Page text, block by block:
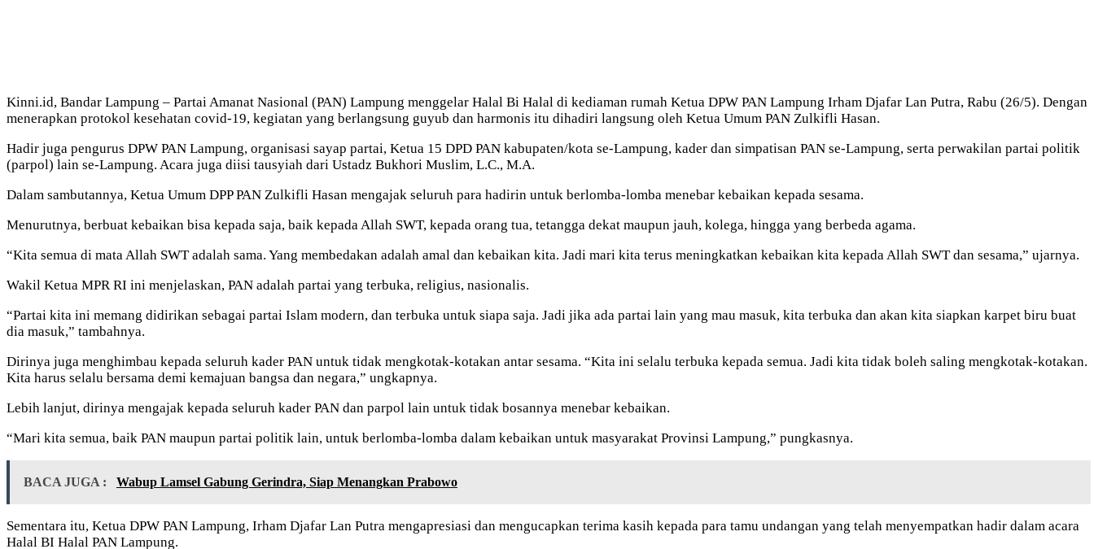
Kinni.id, Bandar Lampung – Partai Amanat Nasional (PAN) Lampung menggelar Halal Bi Halal di kediaman rumah Ketua DPW PAN Lampung Irham Djafar Lan Putra, Rabu (26/5). Dengan
menerapkan protokol kesehatan covid-19, kegiatan yang berlangsung guyub dan harmonis itu dihadiri langsung oleh Ketua Umum PAN Zulkifli Hasan.
Hadir juga pengurus DPW PAN Lampung, organisasi sayap partai, Ketua 15 DPD PAN kabupaten/kota se-Lampung, kader dan simpatisan PAN se-Lampung, serta perwakilan partai politik
(parpol) lain se-Lampung. Acara juga diisi tausyiah dari Ustadz Bukhori Muslim, L.C., M.A.
Dalam sambutannya, Ketua Umum DPP PAN Zulkifli Hasan mengajak seluruh para hadirin untuk berlomba-lomba menebar kebaikan kepada sesama.
Menurutnya, berbuat kebaikan bisa kepada saja, baik kepada Allah SWT, kepada orang tua, tetangga dekat maupun jauh, kolega, hingga yang berbeda agama.
“Kita semua di mata Allah SWT adalah sama. Yang membedakan adalah amal dan kebaikan kita. Jadi mari kita terus meningkatkan kebaikan kita kepada Allah SWT dan sesama,” ujarnya.
Wakil Ketua MPR RI ini menjelaskan, PAN adalah partai yang terbuka, religius, nasionalis.
“Partai kita ini memang didirikan sebagai partai Islam modern, dan terbuka untuk siapa saja. Jadi jika ada partai lain yang mau masuk, kita terbuka dan akan kita siapkan karpet biru buat
dia masuk,” tambahnya.
Dirinya juga menghimbau kepada seluruh kader PAN untuk tidak mengkotak-kotakan antar sesama. “Kita ini selalu terbuka kepada semua. Jadi kita tidak boleh saling mengkotak-kotakan.
Kita harus selalu bersama demi kemajuan bangsa dan negara,” ungkapnya.
Lebih lanjut, dirinya mengajak kepada seluruh kader PAN dan parpol lain untuk tidak bosannya menebar kebaikan.
“Mari kita semua, baik PAN maupun partai politik lain, untuk berlomba-lomba dalam kebaikan untuk masyarakat Provinsi Lampung,” pungkasnya.
BACA JUGA : Wabup Lamsel Gabung Gerindra, Siap Menangkan Prabowo
Sementara itu, Ketua DPW PAN Lampung, Irham Djafar Lan Putra mengapresiasi dan mengucapkan terima kasih kepada para tamu undangan yang telah menyempatkan hadir dalam acara
Halal BI Halal PAN Lampung.